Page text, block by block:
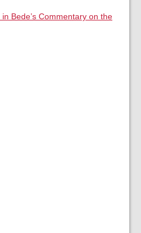
Bede’s Commentary on the